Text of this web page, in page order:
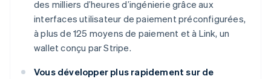
des milliers d’heures d’ingénierie grâce aux
interfaces utilisateur de paiement préconfigurées,
à plus de 125 moyens de paiement et à Link, un
wallet conçu par Stripe.
Vous développer plus rapidement sur de